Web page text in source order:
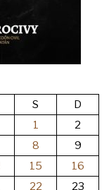
S
D
1
2
8
9
15
16
22 23